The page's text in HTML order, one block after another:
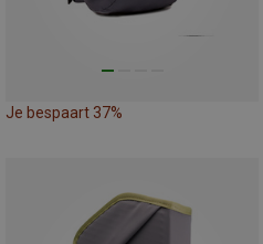
Je bespaart 37%